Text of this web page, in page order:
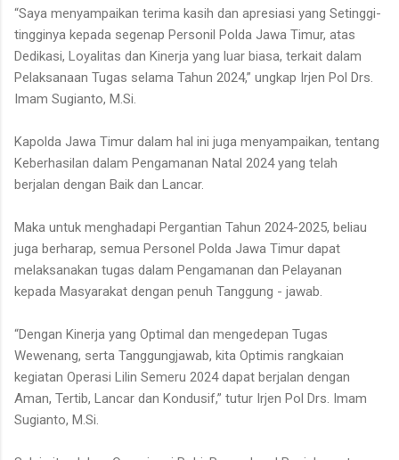
“Saya menyampaikan terima kasih dan apresiasi yang Setinggi-
tingginya kepada segenap Personil Polda Jawa Timur, atas
Dedikasi, Loyalitas dan Kinerja yang luar biasa, terkait dalam
Pelaksanaan Tugas selama Tahun 2024,” ungkap Irjen Pol Drs.
Imam Sugianto, M.Si.
Kapolda Jawa Timur dalam hal ini juga menyampaikan, tentang
Keberhasilan dalam Pengamanan Natal 2024 yang telah
berjalan dengan Baik dan Lancar.
Maka untuk menghadapi Pergantian Tahun 2024-2025, beliau
juga berharap, semua Personel Polda Jawa Timur dapat
melaksanakan tugas dalam Pengamanan dan Pelayanan
kepada Masyarakat dengan penuh Tanggung - jawab.
“Dengan Kinerja yang Optimal dan mengedepan Tugas
Wewenang, serta Tanggungjawab, kita Optimis rangkaian
kegiatan Operasi Lilin Semeru 2024 dapat berjalan dengan
Aman, Tertib, Lancar dan Kondusif,” tutur Irjen Pol Drs. Imam
Sugianto, M.Si.